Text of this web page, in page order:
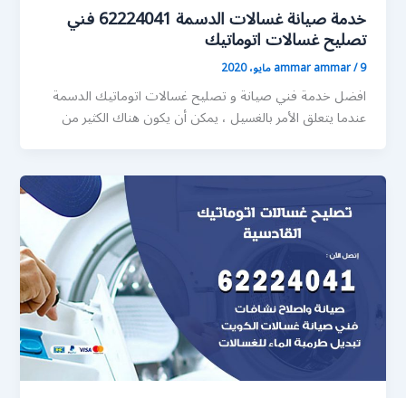
خدمة صيانة غسالات الدسمة 62224041 فني
تصليح غسالات اتوماتيك
ammar ammar/9 مايو، 2020
افضل خدمة فني صيانة و تصليح غسالات اتوماتيك الدسمة
عندما يتعلق الأمر بالغسيل ، يمكن أن يكون هناك الكثير من